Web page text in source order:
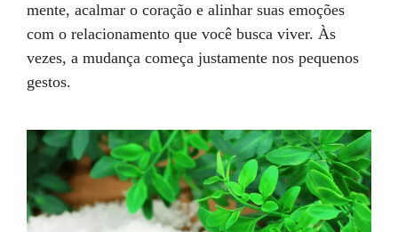
mente, acalmar o coração e alinhar suas emoções
com o relacionamento que você busca viver. Às
vezes, a mudança começa justamente nos pequenos
gestos.